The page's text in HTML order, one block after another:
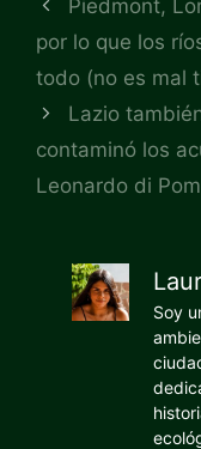
Piedmont,
por lo que los
todo (no es mal
Lazio
contaminó los
Leonardo di
Soy